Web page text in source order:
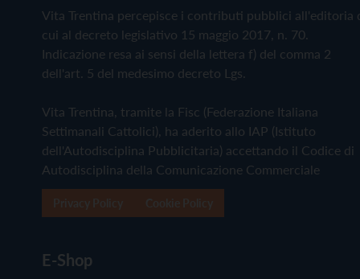
Vita Trentina percepisce i contributi pubblici all'editoria
cui al decreto legislativo 15 maggio 2017, n. 70.
Indicazione resa ai sensi della lettera f) del comma 2
dell'art. 5 del medesimo decreto Lgs.
Vita Trentina, tramite la Fisc (Federazione Italiana
Settimanali Cattolici), ha aderito allo IAP (Istituto
dell'Autodisciplina Pubblicitaria) accettando il Codice di
Autodisciplina della Comunicazione Commerciale
E-Shop